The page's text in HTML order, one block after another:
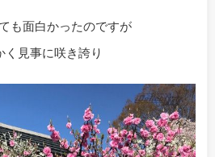
も面白かったのですが
く見事に咲き誇り